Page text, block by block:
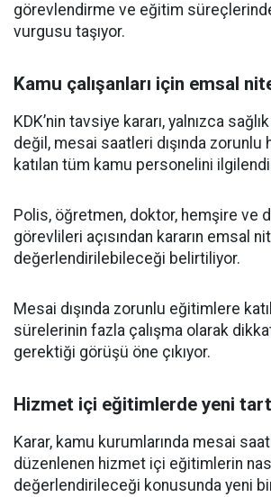
görevlendirme ve eğitim
vurgusu taşıyor.
Kamu çalışanları için emsal
KDK’nin tavsiye kararı, yalnızca sağlık
değil, mesai saatleri dışında
katılan tüm kamu personelini
Polis, öğretmen, doktor, hemşire ve
görevlileri açısından kararın emsal
değerlendirilebileceği belirtiliyor.
Mesai dışında zorunlu eğitimlere
sürelerinin fazla çalışma olarak
gerektiği görüşü öne çıkıyor.
Hizmet içi eğitimlerde yeni
Karar, kamu kurumlarında mesai
düzenlenen hizmet içi eğitimlerin
değerlendirileceği konusunda yeni